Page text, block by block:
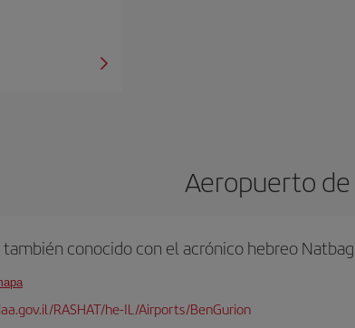
Aeropuerto de
conocido con el acrónico hebreo Natbag
RASHAT/he-IL/Airports/BenGurion